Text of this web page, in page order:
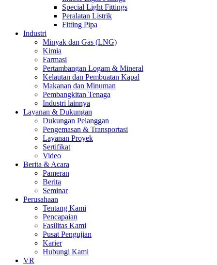
Special Light Fittings
Peralatan Listrik
Fitting Pipa
Industri
Minyak dan Gas (LNG)
Kimia
Farmasi
Pertambangan Logam & Mineral
Kelautan dan Pembuatan Kapal
Makanan dan Minuman
Pembangkitan Tenaga
Industri lainnya
Layanan & Dukungan
Dukungan Pelanggan
Pengemasan & Transportasi
Layanan Proyek
Sertifikat
Video
Berita & Acara
Pameran
Berita
Seminar
Perusahaan
Tentang Kami
Pencapaian
Fasilitas Kami
Pusat Pengujian
Karier
Hubungi Kami
VR